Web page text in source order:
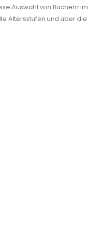
Auswahl von Büchern im
Altersstufen und über die